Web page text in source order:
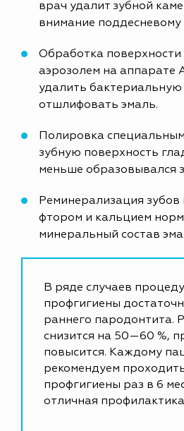
врач удалит зубной
внимание поддесневому
Обработка поверхности
аэрозолем на аппарате
удалить бактериальную
отшлифовать эмаль.
Полировка
зубную поверхность
меньше образовывался
Реминерализация
фтором и кальцием
минеральный состав
В ряде случаев
профгигиены
раннего пародонтита.
снизится на 50—60 %,
повысится. Каждому
рекомендуем
профгигиены раз в 6
отличная